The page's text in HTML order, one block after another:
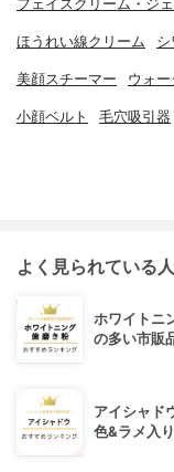
フェイスクリーム・ジ
ほうれい線クリーム
美顔スチーマー ウォ
小顔ベルト 毛穴吸引器
よく見られている
ホワイトニ
の多い市販
アイシャド
色&ラメ入